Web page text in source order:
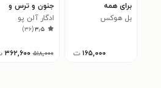
برای همه
بل هوکس
۱۶۵,۰۰۰ ت
جنون و ترس و
خیال
ادگار آلن پو
۳٫۵(۳۶)
۵۱۸,۰۰۰ ۳۶۲,۶۰۰